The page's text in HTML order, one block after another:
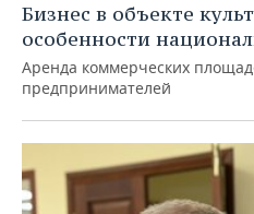
Бизнес в объекте
особенности
Аренда коммерческих
предпринимателей